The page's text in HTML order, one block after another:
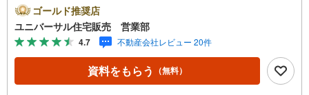
前駐車場完備！】弊社は1993年に相模原にて開業し、地元
の相模原・町田を中心に数多くのお客様の住まい探しを支
えてまいりました。「安心に・丁寧に・分かりやすく」を
心がけながら皆様のお役に立ちたいと思います。【何でも
ご相談ください！】不動産のご相談もお気軽にご連絡くだ
さい物件詳細のことはもちろん、売却相談、ローン診断等
ゴールド推奨店
ユニバーサル住宅販売 営業部
4.7 不動産会社レビュー 20件
資料をもらう （無料）